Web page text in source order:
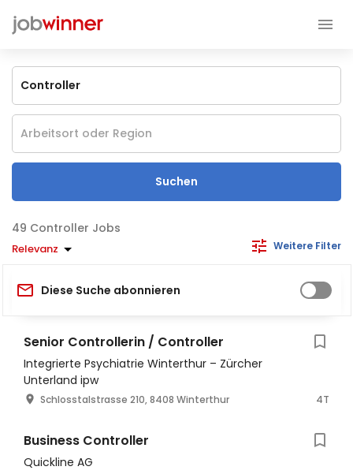
Suchen
Controller Jobs
Relevanz Weitere Filter
Diese Suche abonnieren
Senior Controllerin / Controller
Integrierte Psychiatrie Winterthur – Zürcher
Unterland ipw
Schlosstalstrasse 210, 8408 Winterthur 4T
Business Controller
Quickline AG